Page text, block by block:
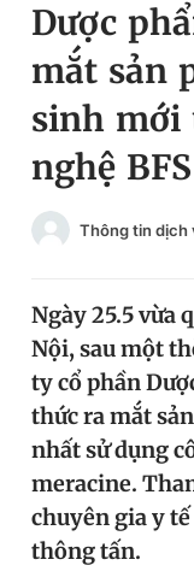
Chuyên mục
Chuyên mục khác
Chào ngày mới
Tin thị trường
Video
Sản phẩm khác
Tiện ích
Thông tin tòa
Đổi mật khẩu
Tin đã lưu
Dược
mắt sản
sinh mới
nghệ BFS
Thông tin dịch
Ngày 25.5 vừa
Nội, sau một
ty cổ phần
thức ra mắt
nhất sử dụng
meracine.
chuyên gia y tế
thông tấn.